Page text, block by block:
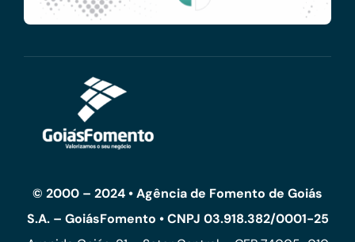
© 2000 – 2024 • Agência de Fomento de Goiás
S.A. – GoiásFomento • CNPJ 03.918.382/0001-25